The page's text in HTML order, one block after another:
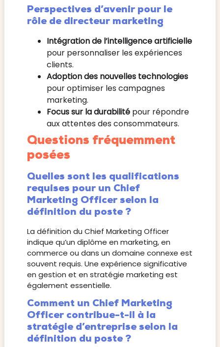
Perspectives d’avenir pour le
rôle de directeur marketing
Intégration de l’intelligence artificielle
pour personnaliser les expériences
clients.
Adoption des nouvelles technologies
pour optimiser les campagnes
marketing.
Focus sur la durabilitépour répondre
aux attentes des consommateurs.
Questions fréquemment
posées
Quelles sont les qualifications
requises pour un Chief
Marketing Officer selon la
définition du poste ?
La définition du Chief Marketing Officer
indique qu’un diplôme en marketing, en
commerce ou dans un domaine connexe est
souvent requis. Une expérience significative
en gestion et en stratégie marketing est
également essentielle.
Comment un Chief Marketing
Officer contribue-t-il à la
stratégie d’entreprise selon la
définition du poste ?